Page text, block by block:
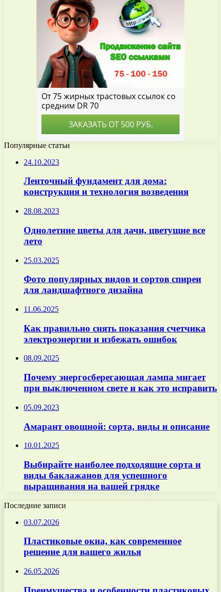
Популярные статьи
24.10.2023
Ленточный фундамент для дома:
конструкция и технология возведения
28.08.2023
Однолетние цветы для дачи, цветущие все
лето
25.03.2025
Фото популярных видов и сортов спиреи
для ландшафтного дизайна
11.06.2025
Как правильно снять показания счетчика
электроэнергии и избежать ошибок
08.09.2025
Почему энергосберегающая лампа мигает
при выключенном свете и как это исправить
05.09.2023
Амарант овощной: сорта, виды и описание
10.01.2025
Выбирайте наиболее подходящие сорта и
виды баклажанов для успешного
выращивания на вашей грядке
Последние записи
03.07.2026
Пластиковые окна, как современное
решение для вашего жилья
26.05.2026